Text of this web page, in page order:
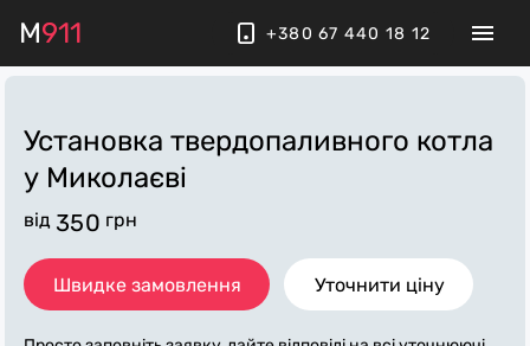
M911 +380 67 440 18 12
Установка твердопаливного котла
у Миколаєві
від 350 грн
Швидке замовлення Уточнити ціну